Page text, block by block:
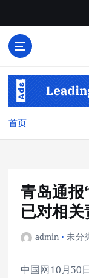
首页
青岛通报
已对相
admin 未分
中国网10月30